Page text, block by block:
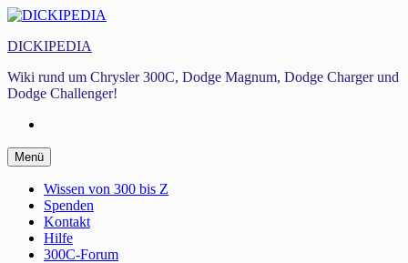
Zum
springen
DICKIPEDIA
Wiki rund um Chrysler 300C, Dodge Magnum, Dodge Charger und
Dodge Challenger!
Menü Zum
Inhalt
springen
Wissen von 300 bis Z
Spenden
Kontakt
Hilfe
300C-Forum